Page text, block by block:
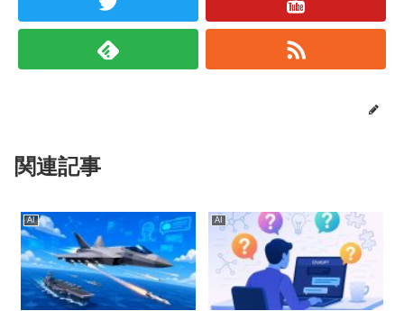
関連記事
AI AI